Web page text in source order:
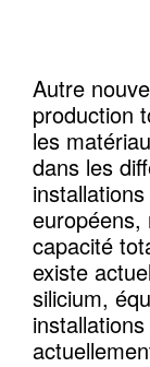
Autre
production
les
dans les
européens,
capacité
existe
silicium,